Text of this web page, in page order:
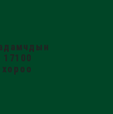
хороо